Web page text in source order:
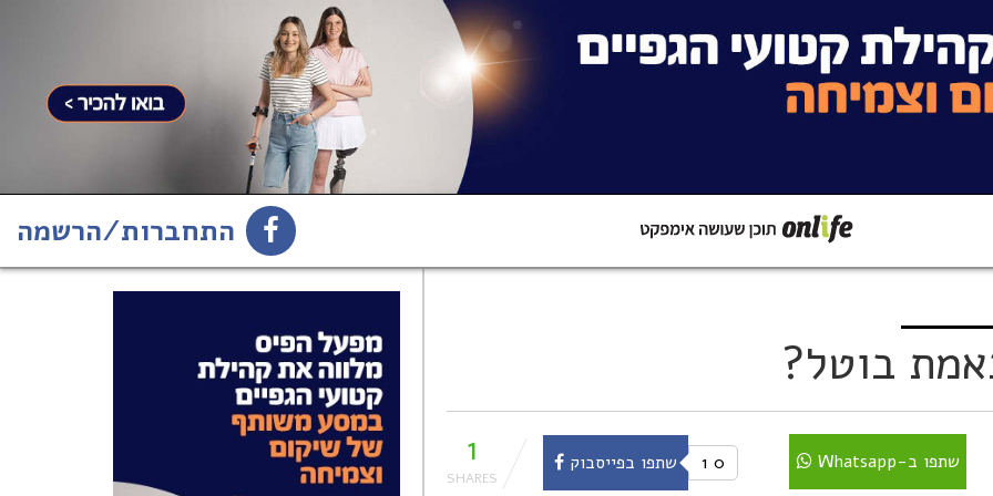
התחברות/הרשמה
הירשמו לניוזלטר 1
בוטל?
שתפו ב-Whatsapp 0 שתפו בפייסבוק 1